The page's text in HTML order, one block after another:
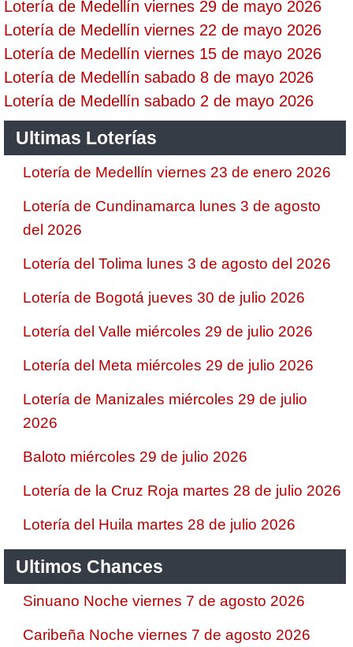
Lotería de Medellín viernes 29 de mayo 2026
Lotería de Medellín viernes 22 de mayo 2026
Lotería de Medellín viernes 15 de mayo 2026
Lotería de Medellín sabado 8 de mayo 2026
Lotería de Medellín sabado 2 de mayo 2026
Ultimas Loterías
Lotería de Medellín viernes 23 de enero 2026
Lotería de Cundinamarca lunes 3 de agosto
del 2026
Lotería del Tolima lunes 3 de agosto del 2026
Lotería de Bogotá jueves 30 de julio 2026
Lotería del Valle miércoles 29 de julio 2026
Lotería del Meta miércoles 29 de julio 2026
Lotería de Manizales miércoles 29 de julio
2026
Baloto miércoles 29 de julio 2026
Lotería de la Cruz Roja martes 28 de julio 2026
Lotería del Huila martes 28 de julio 2026
Ultimos Chances
Sinuano Noche viernes 7 de agosto 2026
Caribeña Noche viernes 7 de agosto 2026